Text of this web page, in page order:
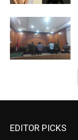
EDITOR PICKS